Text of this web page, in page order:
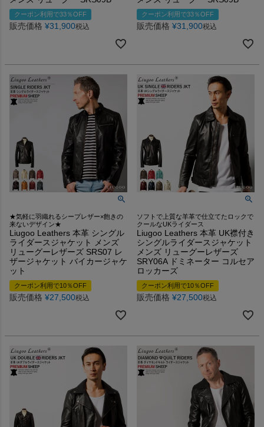
クーポン利用で33％OFF
販売価格 ¥31,900税込
クーポン利用で33％OFF
販売価格 ¥31,900税込
★気軽に羽織れるシープレザー×飽きの
来ないデザイン★
Liugoo Leathers 本革 シングル
ライダースジャケット メンズ
リューグーレザーズ SRS07 レ
ザージャケット バイカージャケ
ット
クーポン利用で10％OFF
販売価格 ¥27,500税込
ソフトで上質な羊革で仕立てたロックで
クールなUKライダース
Liugoo Leathers 本革 UK襟付き
シングルライダースジャケット
メンズ リューグーレザーズ
SRY06A ドミネーター コルセア
ロッカーズ
クーポン利用で10％OFF
販売価格 ¥27,500税込